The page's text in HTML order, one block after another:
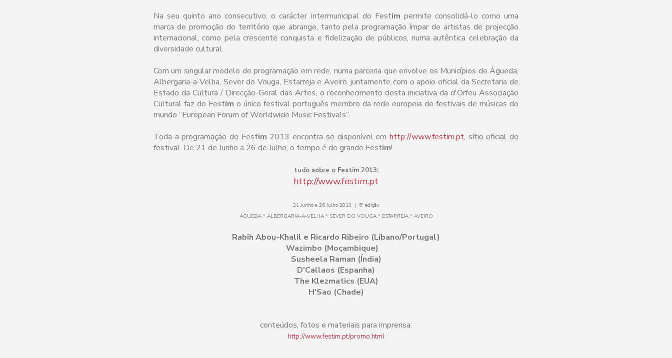
Na seu quinto ano consecutivo, o carácter intermunicipal do Festim permite consolidá-lo como uma
marca de promoção do território que abrange, tanto pela programação ímpar de artistas de projecção
internacional, como pela crescente conquista e fidelização de públicos, numa autêntica celebração da
diversidade cultural.
Com um singular modelo de programação em rede, numa parceria que envolve os Municípios de Águeda,
Albergaria-a-Velha, Sever do Vouga, Estarreja e Aveiro, juntamente com o apoio oficial da Secretaria de
Estado da Cultura / Direcção-Geral das Artes, o reconhecimento desta iniciativa da d'Orfeu Associação
Cultural faz do Festim o único festival português membro da rede europeia de festivais de músicas do
mundo “European Forum of Worldwide Music Festivals”.
Toda a programação do Festim 2013 encontra-se disponível emhttp://www.festim.pt, sítio oficial do
festival. De 21 de Junho a 26 de Julho, o tempo é de grande Festim!
tudo sobre o Festim 2013:
http://www.festim.pt
21 Junho a 26 Julho 2013 | 5ª edição
ÁGUEDA * ALBERGARIA-A-VELHA * SEVER DO VOUGA * ESTARREJA * AVEIRO
Rabih Abou-Khalil e Ricardo Ribeiro (Líbano/Portugal)
Wazimbo (Moçambique)
Susheela Raman (Índia)
D'Callaos (Espanha)
The Klezmatics (EUA)
H'Sao (Chade)
conteúdos, fotos e materiais para imprensa:
http://www.festim.pt/promo.html